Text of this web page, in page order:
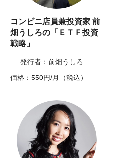
コンビニ店員兼投資家 前
畑うしろの「ＥＴＦ投資
戦略」
発行者：前畑うしろ
価格：550円/月（税込）